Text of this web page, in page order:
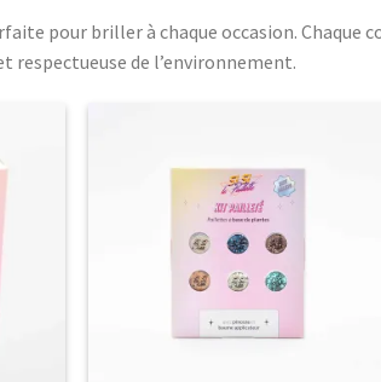
pour briller à chaque occasion. Chaque
respectueuse de l’environnement.
AJOUTER